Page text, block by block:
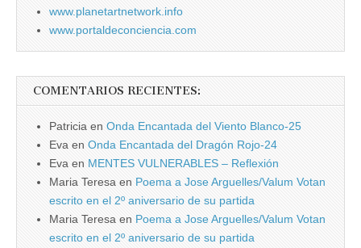
www.planetartnetwork.info
www.portaldeconciencia.com
COMENTARIOS RECIENTES:
Patricia en Onda Encantada del Viento Blanco-25
Eva en Onda Encantada del Dragón Rojo-24
Eva en MENTES VULNERABLES – Reflexión
Maria Teresa en Poema a Jose Arguelles/Valum Votan
escrito en el 2º aniversario de su partida
Maria Teresa en Poema a Jose Arguelles/Valum Votan
escrito en el 2º aniversario de su partida